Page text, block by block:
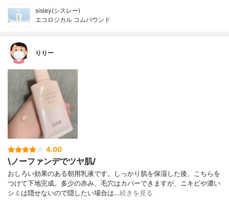
sisley(シスレー)
エコロジカル コムパウンド
りりー
4.00
\ノーファンデでツヤ肌/
おしろい効果のある朝用乳液です。しっかり肌を保湿した後、こちらを
つけて下地完成。多少の赤み、毛穴はカバーできますが、ニキビや濃い
シミは隠せないので隠したい場合は…続きを見る